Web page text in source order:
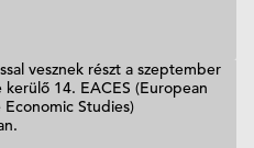
vesznek részt a szeptember
14. EACES (European
Studies)